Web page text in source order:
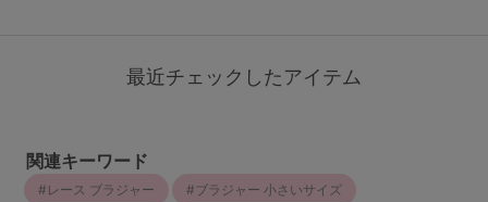
最近チェックしたアイテム
関連キーワード
レース ブラジャー ブラジャー 小さいサイズ